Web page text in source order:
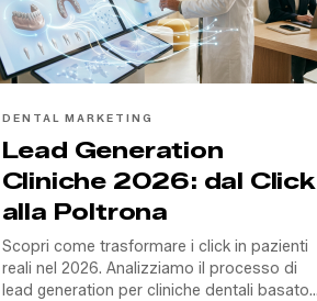
DENTAL MARKETING
Lead Generation
Cliniche 2026: dal Click
alla Poltrona
Scopri come trasformare i click in pazienti
reali nel 2026. Analizziamo il processo di
lead generation per cliniche dentali basato